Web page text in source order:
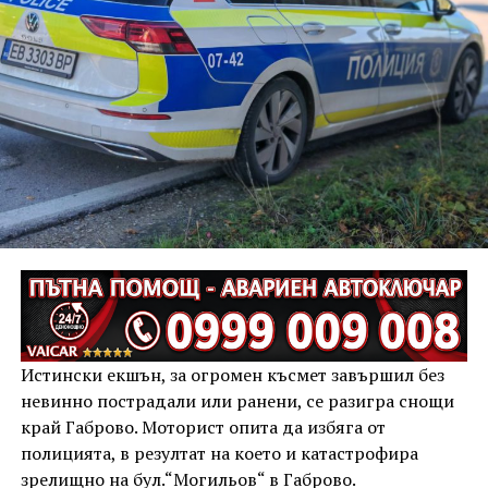
ударил в крайпътната мантинела.
Причините за инцидента са в процес на изясняване.
Истински екшън, за огромен късмет завършил без
невинно пострадали или ранени, се разигра снощи
край Габрово. Моторист опита да избяга от
полицията, в резултат на което и катастрофира
зрелищно на бул.“Могильов“ в Габрово.